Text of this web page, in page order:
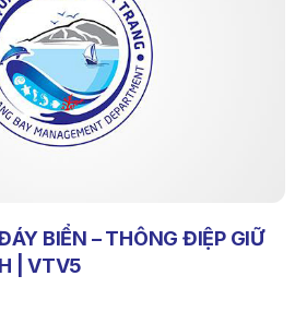
BIỂN – THÔNG ĐIỆP GIỮ
| VTV5